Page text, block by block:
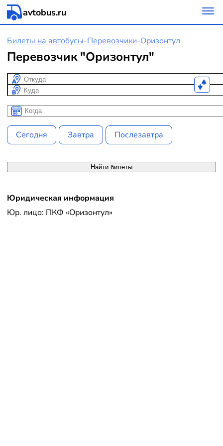
avtobus.ru
Билеты на автобусы-Перевозчики-Оризонтул
Перевозчик "Оризонтул"
Откуда
Куда
Когда
Когда
Сегодня Завтра Послезавтра
Найти билеты
Юридическая информация
Юр. лицо: ПКФ «Оризонтул»